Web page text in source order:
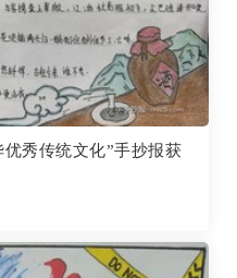
秀传统文化”手抄报获